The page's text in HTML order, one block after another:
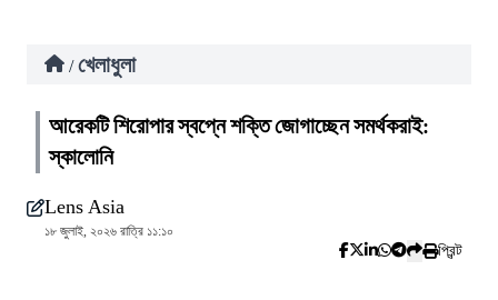
/ খেলাধুলা
আরেকটি শিরোপার স্বপ্নে শক্তি জোগাচ্ছেন সমর্থকরাই:
স্কালোনি
Lens Asia
১৮ জুলাই, ২০২৬ রাত্রি ১১:১০
প্রিন্ট